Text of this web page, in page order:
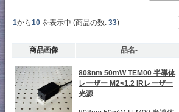
1から10 を表示中 (商品の数: 33)
商品画像 品名-
808nm 50mW TEM00 半導体
レーザー M2<1.2 IRレーザー
光源